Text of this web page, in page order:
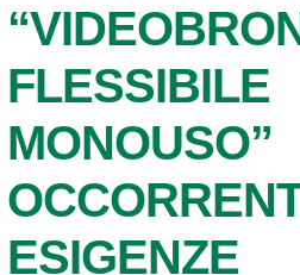
FLESSIBILE
MONOUSO”
ESIGENZE